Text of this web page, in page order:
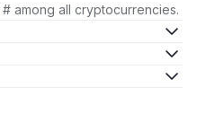
among all cryptocurrencies.